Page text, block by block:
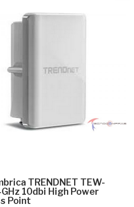
TRENDNET TEW-
10dbi High Power
Point